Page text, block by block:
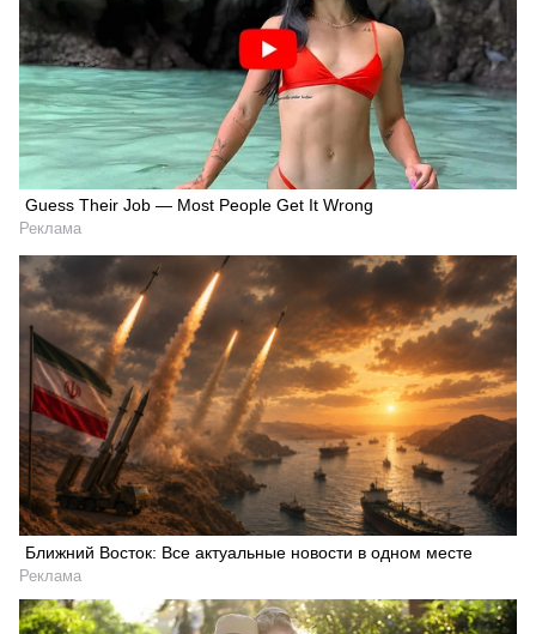
Guess Their Job — Most People Get It Wrong
Реклама
Ближний Восток: Все актуальные новости в одном месте
Реклама